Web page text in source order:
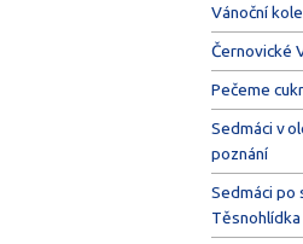
Vánoční
Černovické
Pečeme
Sedmáci v
poznání
Sedmáci po